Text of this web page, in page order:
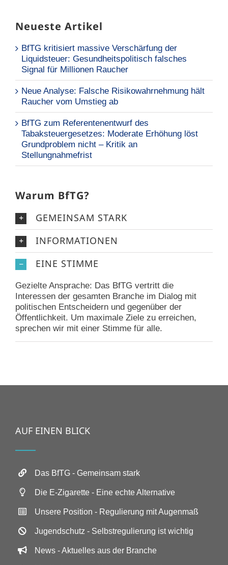
Neueste Artikel
BfTG kritisiert massive Verschärfung der
Liquidsteuer: Gesundheitspolitisch falsches
Signal für Millionen Raucher
Neue Analyse: Falsche Risikowahrnehmung hält
Raucher vom Umstieg ab
BfTG zum Referentenentwurf des
Tabaksteuergesetzes: Moderate Erhöhung löst
Grundproblem nicht – Kritik an
Stellungnahmefrist
Warum BfTG?
GEMEINSAM STARK
INFORMATIONEN
EINE STIMME
Gezielte Ansprache: Das BfTG vertritt die
Interessen der gesamten Branche im Dialog mit
politischen Entscheidern und gegenüber der
Öffentlichkeit. Um maximale Ziele zu erreichen,
sprechen wir mit einer Stimme für alle.
AUF EINEN BLICK
Das BfTG - Gemeinsam stark
Die E-Zigarette - Eine echte Alternative
Unsere Position - Regulierung mit Augenmaß
Jugendschutz - Selbstregulierung ist wichtig
News - Aktuelles aus der Branche